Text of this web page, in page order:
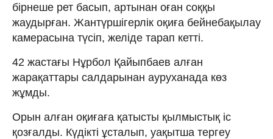
бірнеше рет басып, артынан оған соққы
жаудырған. Жантүршігерлік оқиға бейнебақылау
камерасына түсіп, желіде тарап кетті.
42 жастағы Нұрбол Қайыпбаев алған
жарақаттары салдарынан ауруханада көз
жұмды.
Орын алған оқиғаға қатысты қылмыстық іс
қозғалды. Күдікті ұсталып, уақытша тергеу